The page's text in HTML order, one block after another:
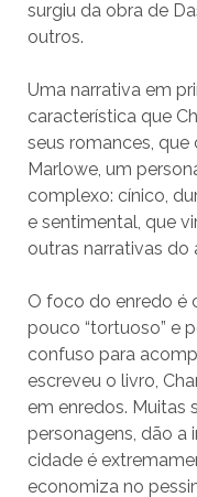
surgiu da obra de
outros.
Uma narrativa em
característica que
seus romances,
Marlowe, um
complexo: cínico,
e sentimental, que
outras narrativas do
O foco do enredo é
pouco “tortuoso” e
confuso para
escreveu o livro,
em enredos. Muitas
personagens, dão a
cidade é
economiza no